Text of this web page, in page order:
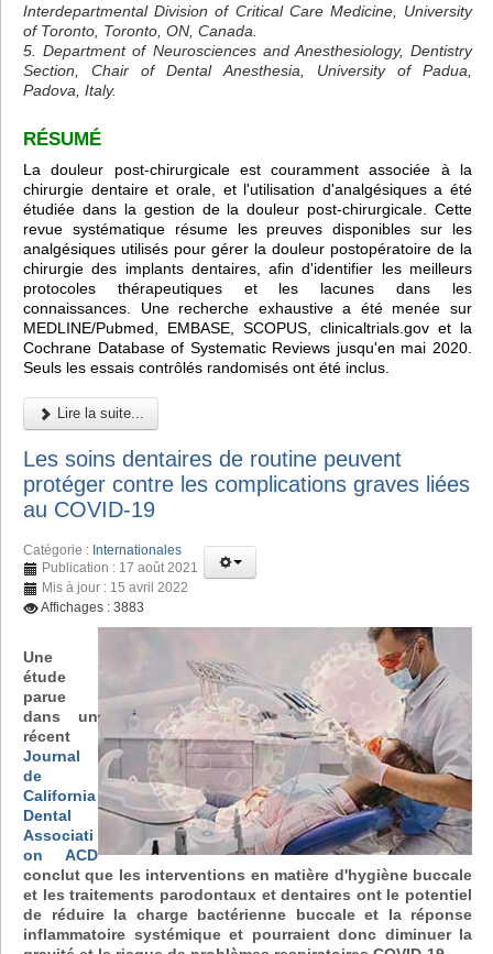
Interdepartmental Division of Critical Care Medicine, University
of Toronto, Toronto, ON, Canada.
5. Department of Neurosciences and Anesthesiology, Dentistry
Section, Chair of Dental Anesthesia, University of Padua,
Padova, Italy.
RÉSUMÉ
La douleur post-chirurgicale est couramment associée à la
chirurgie dentaire et orale, et l'utilisation d'analgésiques a été
étudiée dans la gestion de la douleur post-chirurgicale. Cette
revue systématique résume les preuves disponibles sur les
analgésiques utilisés pour gérer la douleur postopératoire de la
chirurgie des implants dentaires, afin d'identifier les meilleurs
protocoles thérapeutiques et les lacunes dans les
connaissances. Une recherche exhaustive a été menée sur
MEDLINE/Pubmed, EMBASE, SCOPUS, clinicaltrials.gov et la
Cochrane Database of Systematic Reviews jusqu'en mai 2020.
Seuls les essais contrôlés randomisés ont été inclus.
Lire la suite...
Les soins dentaires de routine peuvent
protéger contre les complications graves liées
au COVID-19
Catégorie : Internationales
Publication : 17 août 2021
Mis à jour : 15 avril 2022
Affichages : 3883
Une
étude
parue
dans un
récent
Journal
de
California
Dental
Associati
on ACD
conclut que les interventions en matière d'hygiène buccale
et les traitements parodontaux et dentaires ont le potentiel
de réduire la charge bactérienne buccale et la réponse
inflammatoire systémique et pourraient donc diminuer la